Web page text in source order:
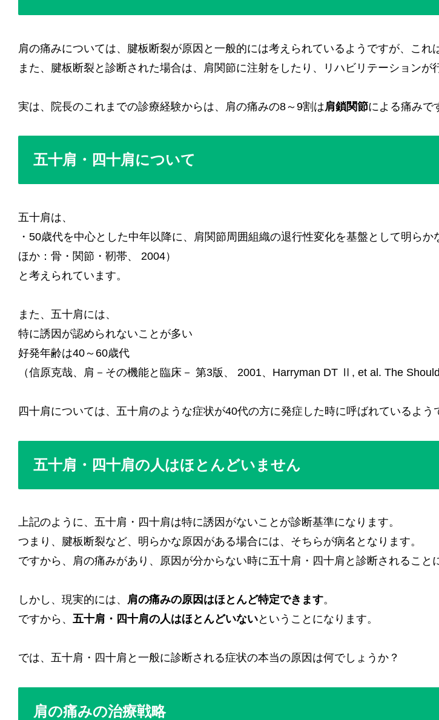
肩の痛みについては、腱板断裂が原因と一般的には考えられているようですが、これ
また、腱板断裂と診断された場合は、肩関節に注射をしたり、リハビリテーション
実は、院長のこれまでの診療経験からは、肩の痛みの8～9割は肩鎖関節による痛みで
五十肩・四十肩について
五十肩は、
・50歳代を中心とした中年以降に、肩関節周囲組織の退行性変化を基盤として明ら
ほか：骨・関節・靭帯、 2004）
と考えられています。
また、五十肩には、
特に誘因が認められないことが多い
好発年齢は40～60歳代
（信原克哉、肩－その機能と臨床－ 第3版、 2001、Harryman DT Ⅱ, et al. The
四十肩については、五十肩のような症状が40代の方に発症した時に呼ばれているよう
五十肩・四十肩の人はほとんどいません
上記のように、五十肩・四十肩は特に誘因がないことが診断基準になります。
つまり、腱板断裂など、明らかな原因がある場合には、そちらが病名となります。
ですから、肩の痛みがあり、原因が分からない時に五十肩・四十肩と診断されること
しかし、現実的には、 肩の痛みの原因はほとんど特定できます。
ですから、 五十肩・四十肩の人はほとんどいないということになります。
では、五十肩・四十肩と一般に診断される症状の本当の原因は何でしょうか？
肩の痛みの治療戦略